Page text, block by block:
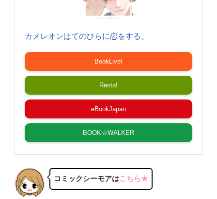
カメレオンはてのひらに恋をする。
BookLive!
Renta!
eBookJapan
BOOK☆WALKER
コミックシーモアはこちら★